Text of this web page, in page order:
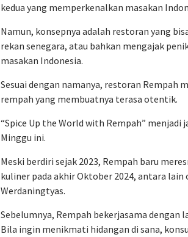
kedua yang memperkenalkan masakan
Namun, konsepnya adalah restoran yang
rekan senegara, atau bahkan mengajak
masakan Indonesia.
Sesuai dengan namanya, restoran Rempah
rempah yang membuatnya terasa otentik.
“Spice Up the World with Rempah”
Minggu ini.
Meski berdiri sejak 2023, Rempah baru
kuliner pada akhir Oktober 2024, antara lain
Werdaningtyas.
Sebelumnya, Rempah bekerjasama dengan
Bila ingin menikmati hidangan di sana,